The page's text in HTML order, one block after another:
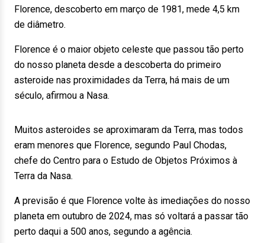
Florence, descoberto em março de 1981, mede 4,5 km
de diâmetro.
Florence é o maior objeto celeste que passou tão perto
do nosso planeta desde a descoberta do primeiro
asteroide nas proximidades da Terra, há mais de um
século, afirmou a Nasa.
Muitos asteroides se aproximaram da Terra, mas todos
eram menores que Florence, segundo Paul Chodas,
chefe do Centro para o Estudo de Objetos Próximos à
Terra da Nasa.
A previsão é que Florence volte às imediações do nosso
planeta em outubro de 2024, mas só voltará a passar tão
perto daqui a 500 anos, segundo a agência.